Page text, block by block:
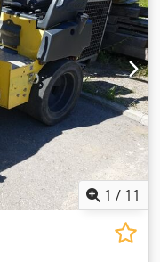
1 / 11